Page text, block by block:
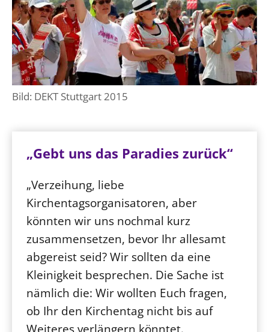
Bild: DEKT Stuttgart 2015
„Gebt uns das Paradies zurück“
„Verzeihung, liebe
Kirchentagsorganisatoren, aber
könnten wir uns nochmal kurz
zusammensetzen, bevor Ihr allesamt
abgereist seid? Wir sollten da eine
Kleinigkeit besprechen. Die Sache ist
nämlich die: Wir wollten Euch fragen,
ob Ihr den Kirchentag nicht bis auf
Weiteres verlängern könntet.